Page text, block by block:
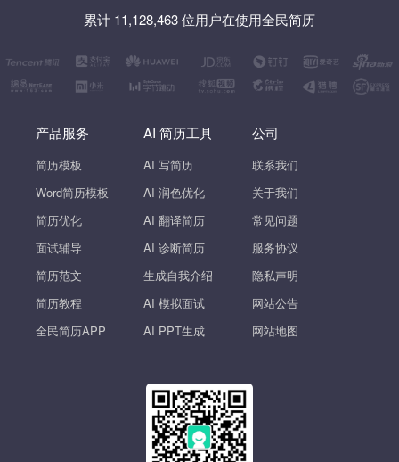
累计 11,128,463 位用户在使用全民简历
产品服务
简历模板
Word简历模板
简历优化
面试辅导
简历范文
简历教程
全民简历APP
AI 简历工具
AI 写简历
AI 润色优化
AI 翻译简历
AI 诊断简历
生成自我介绍
AI 模拟面试
AI PPT生成
公司
联系我们
关于我们
常见问题
服务协议
隐私声明
网站公告
网站地图